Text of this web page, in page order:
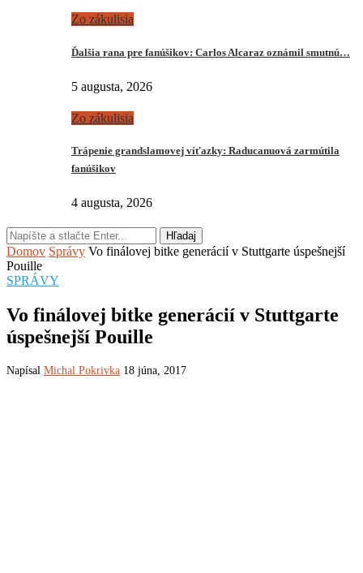
Zo zákulisia
Ďalšia rana pre fanúšikov: Carlos Alcaraz oznámil smutnú…
5 augusta, 2026
Zo zákulisia
Trápenie grandslamovej víťazky: Raducanuová zarmútila
fanúšikov
4 augusta, 2026
Hľadaj
Domov Správy Vo finálovej bitke generácií v Stuttgarte úspešnejší
Pouille
SPRÁVY
Vo finálovej bitke generácií v Stuttgarte
úspešnejší Pouille
Napísal Michal Pokrivka 18 júna, 2017